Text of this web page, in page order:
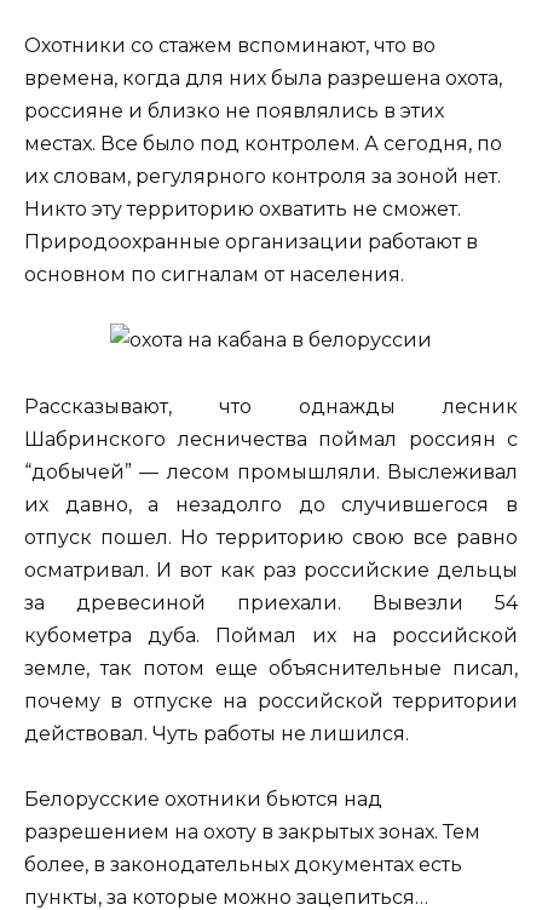
Охотники со стажем вспоминают, что во
времена, когда для них была разрешена охота,
россияне и близко не появлялись в этих
местах. Все было под контролем. А сегодня, по
их словам, регулярного контроля за зоной нет.
Никто эту территорию охватить не сможет.
Природоохранные организации работают в
основном по сигналам от населения.
Рассказывают, что однажды лесник
Шабринского лесничества поймал россиян с
“добычей” — лесом промышляли. Выслеживал
их давно, а незадолго до случившегося в
отпуск пошел. Но территорию свою все равно
осматривал. И вот как раз российские дельцы
за древесиной приехали. Вывезли 54
кубометра дуба. Поймал их на российской
земле, так потом еще объяснительные писал,
почему в отпуске на российской территории
действовал. Чуть работы не лишился.
Белорусские охотники бьются над
разрешением на охоту в закрытых зонах. Тем
более, в законодательных документах есть
пункты, за которые можно зацепиться…